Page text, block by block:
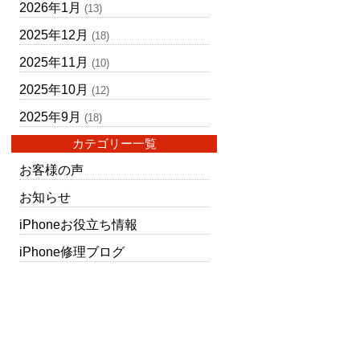
2026年1月 (13)
2025年12月 (18)
2025年11月 (10)
2025年10月 (12)
2025年9月 (18)
カテゴリー一覧
お客様の声
お知らせ
iPhoneお役立ち情報
iPhone修理ブログ